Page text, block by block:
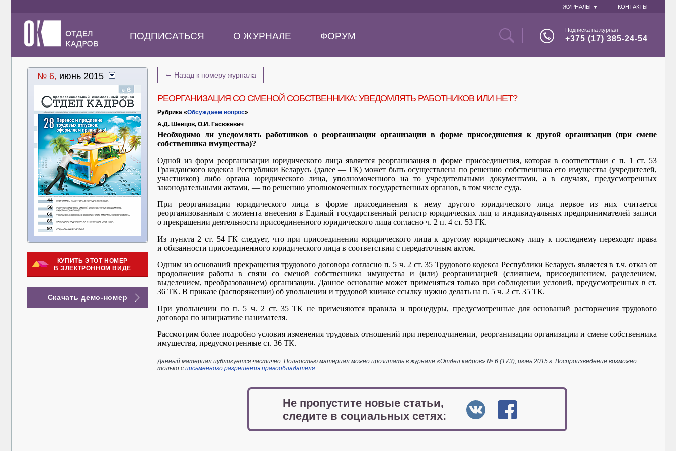
ЖУРНАЛЫ ▼ КОНТАКТЫ
ПОДПИСАТЬСЯ О ЖУРНАЛЕ ФОРУМ
Подписка на журнал
+375 (17) 385-24-54
№ 6, июнь 2015
КУПИТЬ ЭТОТ НОМЕР
В ЭЛЕКТРОННОМ ВИДЕ
Скачать демо-номер
← Назад к номеру журнала
РЕОРГАНИЗАЦИЯ СО СМЕНОЙ СОБСТВЕННИКА: УВЕДОМЛЯТЬ РАБОТНИКОВ ИЛИ НЕТ?
Рубрика «Обсуждаем вопрос»
А.Д. Шевцов, О.И. Гасюкевич
Необходимо ли уведомлять работников о реорганизации организации в форме присоединения к другой организации (при смене
собственника имущества)?
Одной из форм реорганизации юридического лица является реорганизация в форме присоединения, которая в соответствии с п. 1 ст. 53
Гражданского кодекса Республики Беларусь (далее — ГК) может быть осуществлена по решению собственника его имущества (учредителей,
участников) либо органа юридического лица, уполномоченного на то учредительными документами, а в случаях, предусмотренных
законодательными актами, — по решению уполномоченных государственных органов, в том числе суда.
При реорганизации юридического лица в форме присоединения к нему другого юридического лица первое из них считается
реорганизованным с момента внесения в Единый государственный регистр юридических лиц и индивидуальных предпринимателей записи
о прекращении деятельности присоединенного юридического лица согласно ч. 2 п. 4 ст. 53 ГК.
Из пункта 2 ст. 54 ГК следует, что при присоединении юридического лица к другому юридическому лицу к последнему переходят права
и обязанности присоединенного юридического лица в соответствии с передаточным актом.
Одним из оснований прекращения трудового договора согласно п. 5 ч. 2 ст. 35 Трудового кодекса Республики Беларусь является в т.ч. отказ от
продолжения работы в связи со сменой собственника имущества и (или) реорганизацией (слиянием, присоединением, разделением,
выделением, преобразованием) организации. Данное основание может применяться только при соблюдении условий, предусмотренных в ст.
36 ТК. В приказе (распоряжении) об увольнении и трудовой книжке ссылку нужно делать на п. 5 ч. 2 ст. 35 ТК.
При увольнении по п. 5 ч. 2 ст. 35 ТК не применяются правила и процедуры, предусмотренные для оснований расторжения трудового
договора по инициативе нанимателя.
Рассмотрим более подробно условия изменения трудовых отношений при переподчинении, реорганизации организации и смене собственника
имущества, предусмотренные ст. 36 ТК.
Данный материал публикуется частично. Полностью материал можно прочитать в журнале «Отдел кадров» № 6 (173), июнь 2015 г. Воспроизведение возможно
только с письменного разрешения правообладателя.
Не пропустите новые статьи,
следите в социальных сетях: